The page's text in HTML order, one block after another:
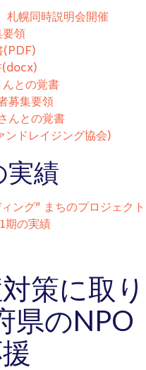
札幌同時説明会開催
領
(PDF)
(docx)
との覚書
募集要領
んとの覚書
ドレイジング協会)
実績
ング” まちのプロジェクト
の実績
策に取り
県のNPO